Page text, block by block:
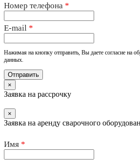
Номер телефона *
E-mail *
Нажимая на кнопку отправить, Вы даете согласие на
данных.
×
Заявка на рассрочку
×
Заявка на аренду сварочного
Имя *